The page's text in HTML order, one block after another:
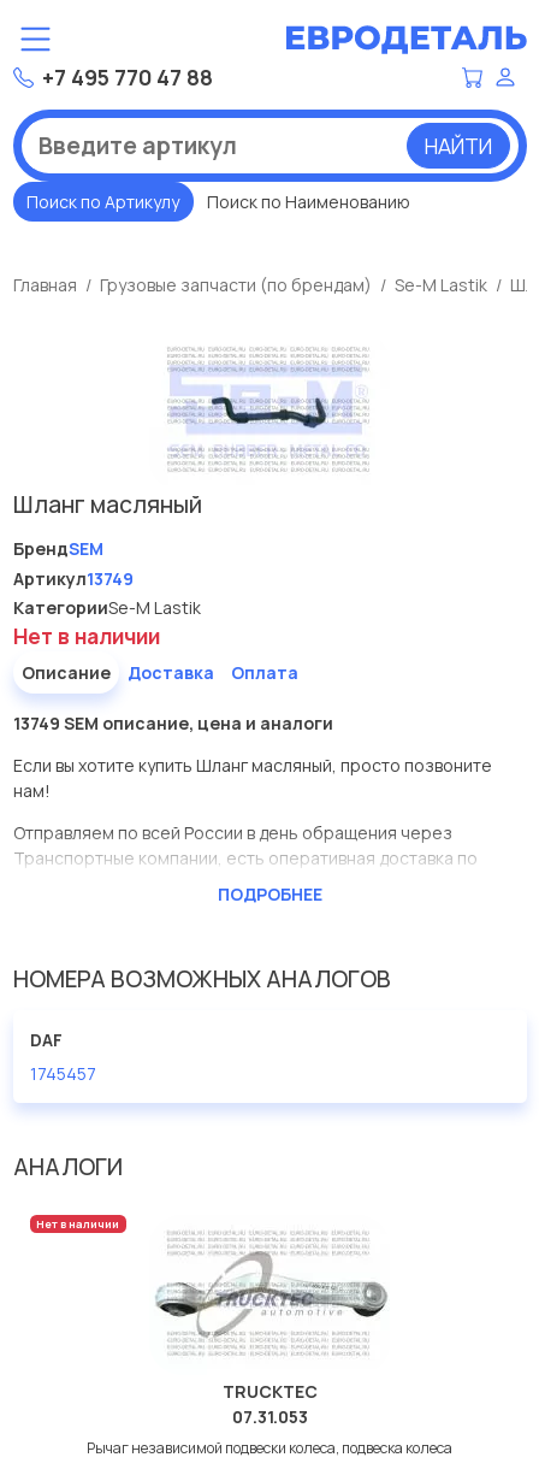
+7 495 770 47 88
НАЙТИ
Поиск по Артикулу Поиск по Наименованию
Главная Грузовые запчасти (по брендам) Se-M Lastik
Шланг масляный
БрендSEM
Артикул13749
КатегорииSe-M Lastik
Нет в наличии
Описание Доставка Оплата
13749 SEM описание, цена и аналоги
Если вы хотите купить Шланг масляный, просто позвоните
нам!
Отправляем по всей России в день обращения через
Транспортные компании, есть оперативная доставка по
У данной детали есть аналоги с номерами, убедитесь сами.
в большом ассортименте.
Мы продаем сертифицированные колодки тормозные
дисковые с гарантией от производителя SEM.
Производитель
ПОДРОБНЕЕ
НОМЕРА ВОЗМОЖНЫХ АНАЛОГОВ
DAF
1745457
АНАЛОГИ
Нет в наличии
TRUCKTEC
07.31.053
Рычаг независимой подвески колеса, подвеска колеса